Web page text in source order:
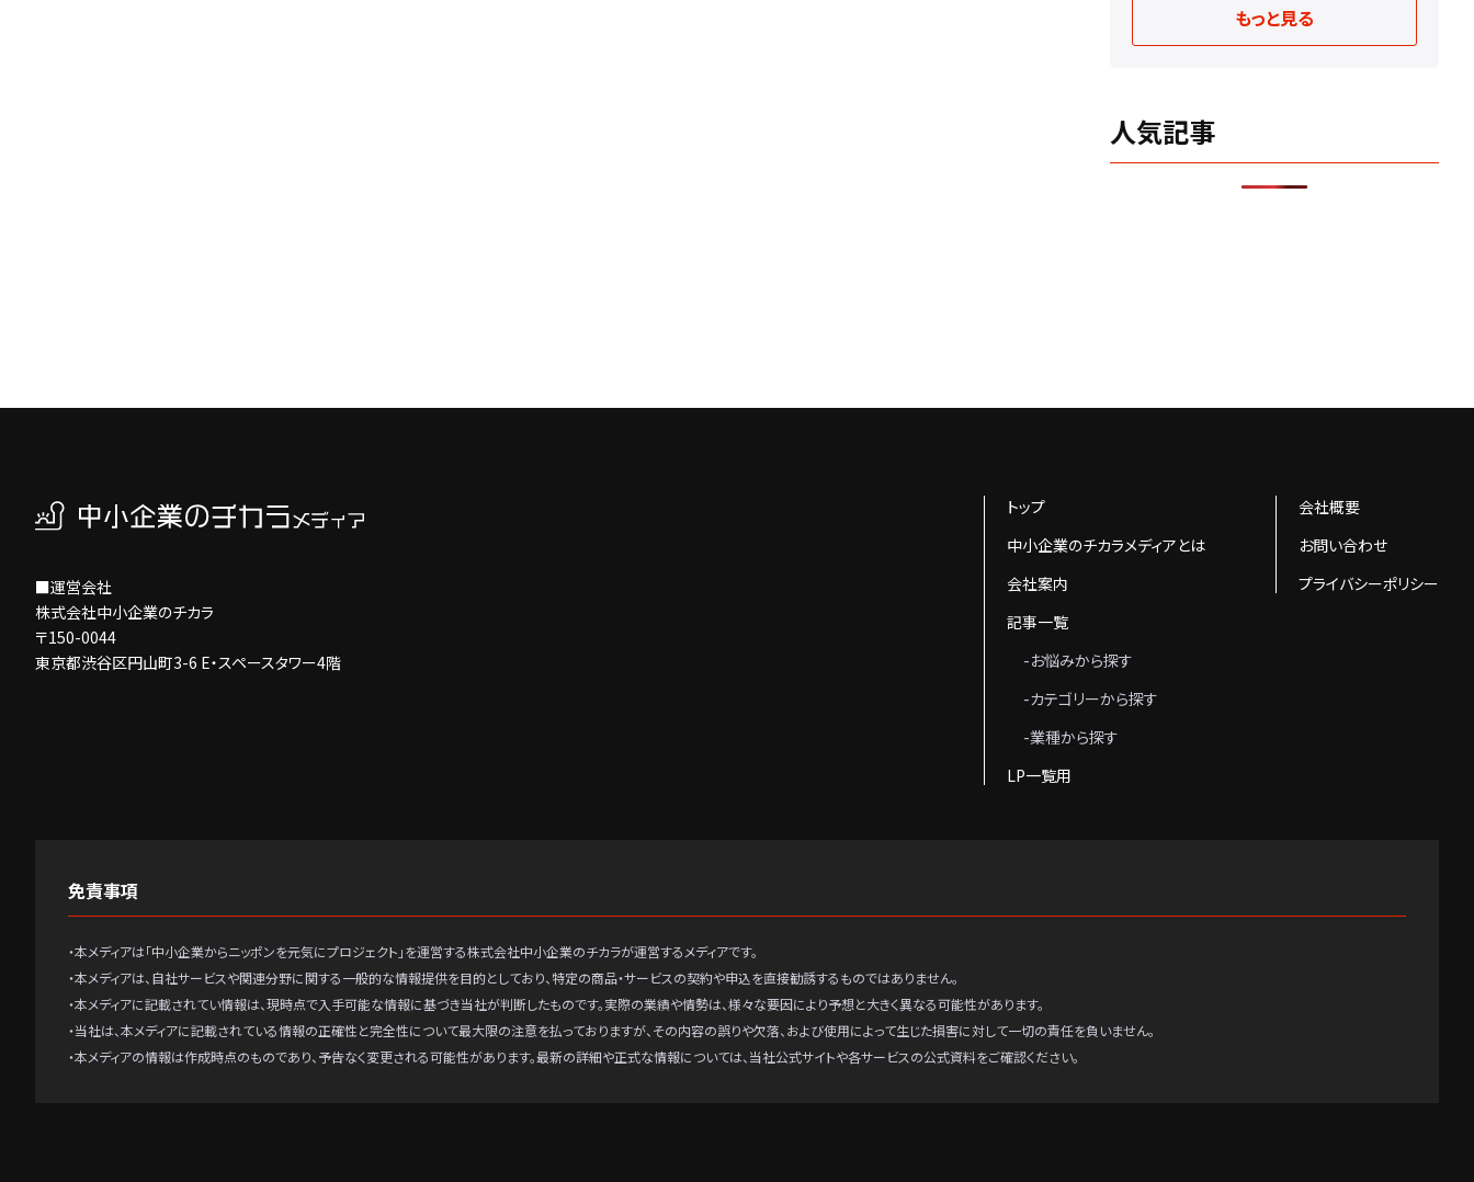
もっと見る
人気記事
■運営会社
株式会社中小企業のチカラ
〒150-0044
東京都渋谷区円山町3-6 E・スペースタワー4階
トップ
中小企業のチカラメディアとは
会社案内
記事一覧
-お悩みから探す
-カテゴリーから探す
-業種から探す
LP一覧用
会社概要
お問い合わせ
プライバシーポリシー
免責事項
・本メディアは「中小企業からニッポンを元気にプロジェクト」を運営する株式会社中小企業のチカラが運営するメディアです。
・本メディアは、自社サービスや関連分野に関する一般的な情報提供を目的としており、特定の商品・サービスの契約や申込を直接勧誘するものではありません。
・本メディアに記載されてい情報は、現時点で入手可能な情報に基づき当社が判断したものです。実際の業績や情勢は、様々な要因により予想と大きく異なる可能性があります。
・当社は、本メディアに記載されている情報の正確性と完全性について最大限の注意を払っておりますが、その内容の誤りや欠落、および使用によって生じた損害に対して一切の責任を負いません。
・本メディアの情報は作成時点のものであり、予告なく変更される可能性があります。最新の詳細や正式な情報については、当社公式サイトや各サービスの公式資料をご確認ください。